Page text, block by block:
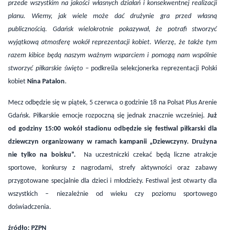
wyjątkową atmosferę wokół reprezentacji kobiet. Wierzę, że także tym
razem kibice będą naszym ważnym wsparciem i pomogą nam wspólnie
stworzyć piłkarskie święto –podkreśla selekcjonerka reprezentacji Polski
kobietNina Patalon.
Mecz odbędzie się w piątek, 5 czerwca o godzinie 18 na Polsat Plus Arenie
Gdańsk.Piłkarskie emocje rozpoczną się jednak znacznie wcześniej.
dziewczyn organizowany w ramach kampanii „Dziewczyny. Drużyna
nie tylko na boisku”. Na uczestniczki czekać będą liczne atrakcje
sportowe, konkursy z nagrodami, strefy aktywności oraz zabawy
przygotowane specjalnie dla dzieci i młodzieży. Festiwal jest otwarty dla
wszystkich – niezależnie od wieku czy poziomu sportowego
doświadczenia.
źródło: PZPN